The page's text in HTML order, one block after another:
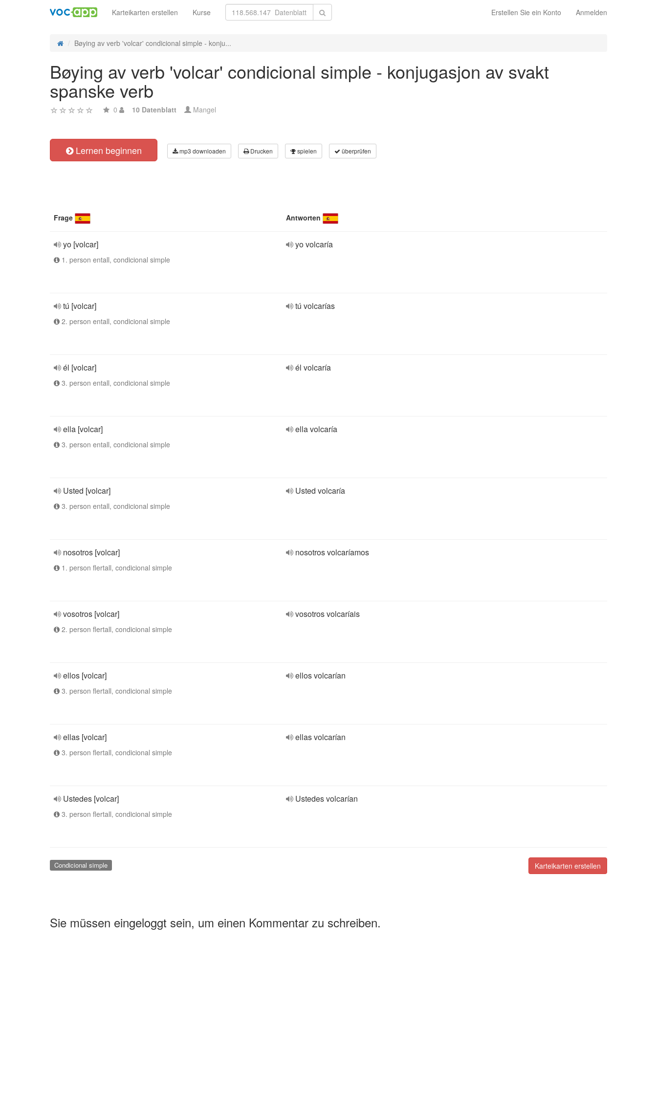
Erstellen Sie ein Konto Anmelden
Karteikarten erstellen Kurse
Bøying av verb 'volcar' condicional simple - konju...
Bøying av verb 'volcar' condicional simple - konjugasjon av svakt
spanske verb
0 10 Datenblatt Mangel
Lernen beginnen mp3 downloaden Drucken spielen überprüfen
Frage Antworten
yo [volcar]
1. person entall, condicional simple
yo volcaría
tú [volcar]
2. person entall, condicional simple
tú volcarías
él [volcar]
3. person entall, condicional simple
él volcaría
ella [volcar]
3. person entall, condicional simple
ella volcaría
Usted [volcar]
3. person entall, condicional simple
Usted volcaría
nosotros [volcar]
1. person flertall, condicional simple
nosotros volcaríamos
vosotros [volcar]
2. person flertall, condicional simple
vosotros volcaríais
ellos [volcar]
3. person flertall, condicional simple
ellos volcarían
ellas [volcar]
3. person flertall, condicional simple
ellas volcarían
Ustedes [volcar]
3. person flertall, condicional simple
Ustedes volcarían
Karteikarten erstellen
Condicional simple
Sie müssen eingeloggt sein, um einen Kommentar zu schreiben.